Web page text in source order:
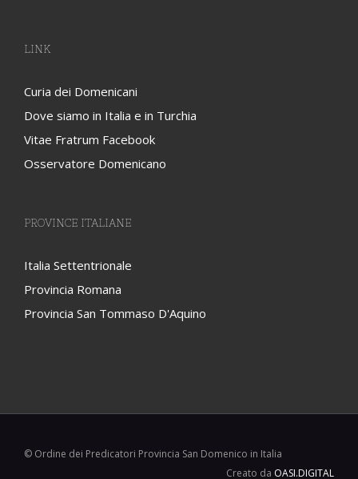
LINK
Curia dei Domenicani
Dove siamo in Italia e in Turchia
Vitae Fratrum Facebook
Osservatore Domenicano
PROVINCE ITALIANE
Italia Settentrionale
Provincia Romana
Provincia San Tommaso D'Aquino
© Ordine dei Predicatori Provincia San Domenico in Italia
Creato da OASI.DIGITAL